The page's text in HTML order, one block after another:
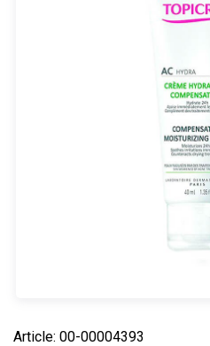
Article: 00-00004393